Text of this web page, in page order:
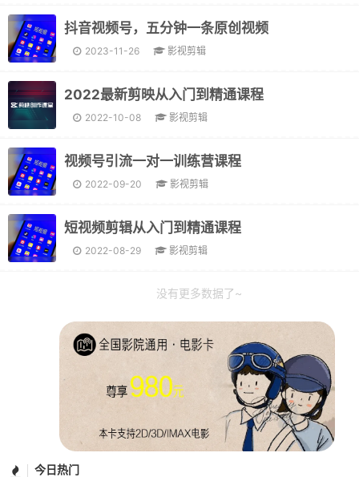
抖音视频号，五分钟一条原创视频
2023-11-26 影视剪辑
2022最新剪映从入门到精通课程
2022-10-08 影视剪辑
视频号引流一对一训练营课程
2022-09-20 影视剪辑
短视频剪辑从入门到精通课程
2022-08-29 影视剪辑
没有更多数据了~
今日热门